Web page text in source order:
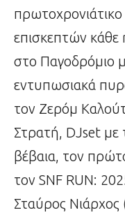
επισκεπτών κάθε
στο Παγοδρόμιο
εντυπωσιακά
τον Ζερόμ
Στρατή, DJset με
βέβαια, τον
τον SNF RUN:
Σταύρος Νιάρχος